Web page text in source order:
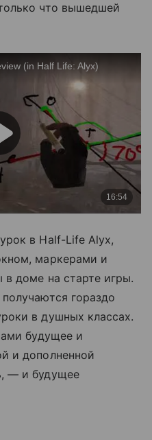
что вышедшей
в Half-Life Alyx,
маркерами и
в доме на старте игры.
гораздо
в душных классах.
будущее и
и дополненной
— и будущее